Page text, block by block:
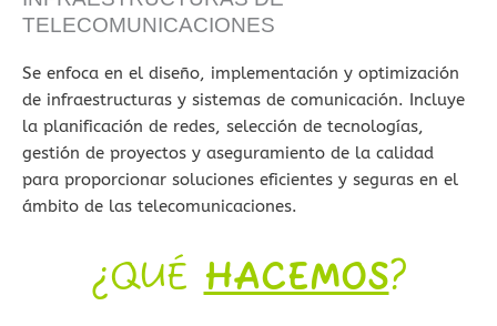
TELECOMUNICACIONES
Se enfoca en el diseño, implementación y optimización
de infraestructuras y sistemas de comunicación. Incluye
la planificación de redes, selección de tecnologías,
gestión de proyectos y aseguramiento de la calidad
para proporcionar soluciones eficientes y seguras en el
ámbito de las telecomunicaciones.
¿QUÉHACEMOS?